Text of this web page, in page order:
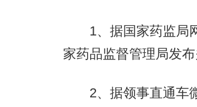
1、据国家药监局网
家药品监督管理局发
2、据领事直通车微